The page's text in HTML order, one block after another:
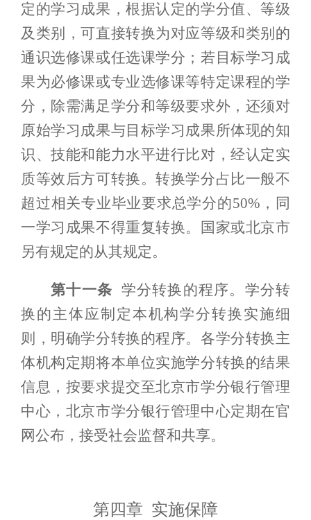
定的学习成果，根据认定的学分值、等级
及类别，可直接转换为对应等级和类别的
通识选修课或任选课学分；若目标学习成
果为必修课或专业选修课等特定课程的学
分，除需满足学分和等级要求外，还须对
原始学习成果与目标学习成果所体现的知
识、技能和能力水平进行比对，经认定实
质等效后方可转换。转换学分占比一般不
超过相关专业毕业要求总学分的50% ，同
一学习成果不得重复转换。
国家或北京市
另有规定的从其规定。
第十一条 学分转换的程序。 学分转
换的主体应制定本机构学分转换实施细
则，明确学分转换的程序。各学分转换主
体机构定期将本单位实施学分转换的结果
信息，按要求提交至北京市学分银行管理
中心，北京市学分银行管理中心定期在官
网公布 ，接受社会监督和共享。
第四章 实施保障